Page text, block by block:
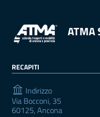
ATMA
RECAPITI
Indirizzo
Via Bocconi, 35
60125, Ancona